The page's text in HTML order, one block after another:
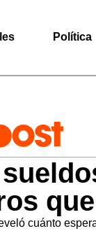
Política
cuánto